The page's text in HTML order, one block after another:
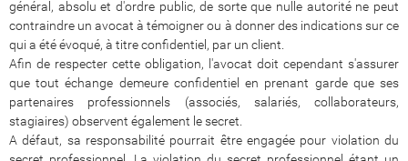
général, absolu et d'ordre public, de sorte que nulle autorité ne peut
contraindre un avocat à témoigner ou à donner des indications sur ce
qui a été évoqué, à titre confidentiel, par un client.
Afin de respecter cette obligation, l'avocat doit cependant s'assurer
que tout échange demeure confidentiel en prenant garde que ses
partenaires professionnels (associés, salariés, collaborateurs,
stagiaires) observent également le secret.
A défaut, sa responsabilité pourrait être engagée pour violation du